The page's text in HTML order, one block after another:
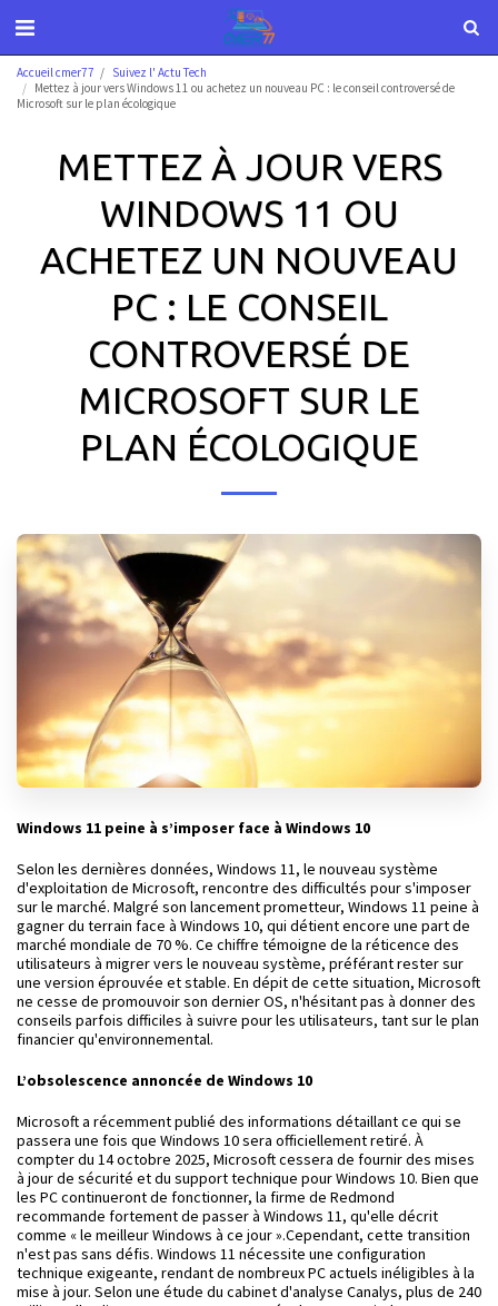
Accueil cmer77
Suivez l' Actu Tech
Mettez à jour vers Windows 11 ou achetez un nouveau PC : le conseil controversé de
Microsoft sur le plan écologique
METTEZ À JOUR VERS
WINDOWS 11 OU
ACHETEZ UN NOUVEAU
PC : LE CONSEIL
CONTROVERSÉ DE
MICROSOFT SUR LE
PLAN ÉCOLOGIQUE
Windows 11 peine à s’imposer face à Windows 10
Selon les dernières données, Windows 11, le nouveau système
d'exploitation de Microsoft, rencontre des difficultés pour s'imposer
sur le marché. Malgré son lancement prometteur, Windows 11 peine à
gagner du terrain face à Windows 10, qui détient encore une part de
marché mondiale de 70 %. Ce chiffre témoigne de la réticence des
utilisateurs à migrer vers le nouveau système, préférant rester sur
une version éprouvée et stable. En dépit de cette situation, Microsoft
ne cesse de promouvoir son dernier OS, n'hésitant pas à donner des
conseils parfois difficiles à suivre pour les utilisateurs, tant sur le plan
financier qu'environnemental.
L’obsolescence annoncée de Windows 10
Microsoft a récemment publié des informations détaillant ce qui se
passera une fois que Windows 10 sera officiellement retiré. À
compter du 14 octobre 2025, Microsoft cessera de fournir des mises
à jour de sécurité et du support technique pour Windows 10. Bien que
les PC continueront de fonctionner, la firme de Redmond
recommande fortement de passer à Windows 11, qu'elle décrit
comme « le meilleur Windows à ce jour ».Cependant, cette transition
n'est pas sans défis. Windows 11 nécessite une configuration
technique exigeante, rendant de nombreux PC actuels inéligibles à la
mise à jour. Selon une étude du cabinet d'analyse Canalys, plus de 240